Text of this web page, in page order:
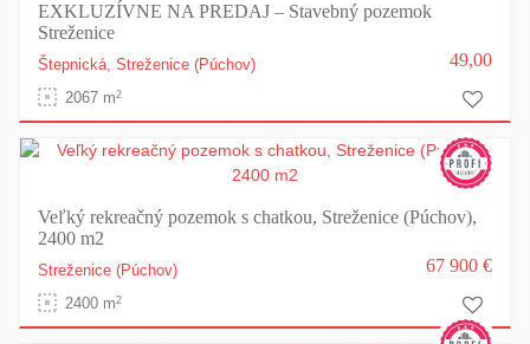
EXKLUZÍVNE NA PREDAJ – Stavebný pozemok
Streženice
Štepnická, Streženice (Púchov)
2067 m2
49,00
Veľký rekreačný pozemok s chatkou, Streženice (Púchov),
2400 m2
Streženice (Púchov)
2400 m2
67 900 €